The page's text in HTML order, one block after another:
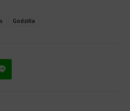
Godzilla